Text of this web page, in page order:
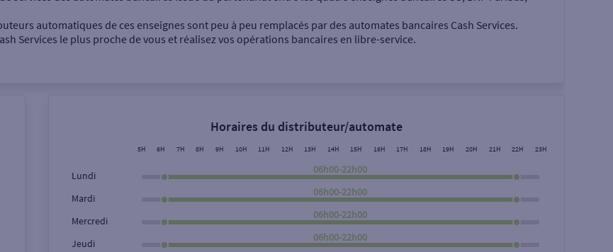
Retrait de monnaie €
Rue Rechercher
automatiques de ces enseignes sont peu à peu remplacés par des automates bancaires Cash Services.
Services le plus proche de vous et réalisez vos opérations bancaires en libre-service.
Horaires du distributeur/automate
5H 6H 7H 8H 9H 10H 11H 12H 13H 14H 15H 16H 17H 18H 19H 20H 21H 22H 23H
Lundi
06h00-22h00
Mardi
06h00-22h00
Mercredi
06h00-22h00
Jeudi
06h00-22h00